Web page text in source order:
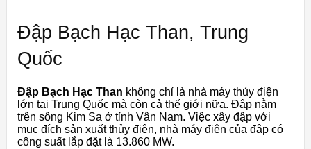
Đập Bạch Hạc Than, Trung
Quốc
Đập Bạch Hạc Than không chỉ là nhà máy thủy điện
lớn tại Trung Quốc mà còn cả thế giới nữa. Đập nằm
trên sông Kim Sa ở tỉnh Vân Nam. Việc xây đập với
mục đích sản xuất thủy điện, nhà máy điện của đập có
công suất lắp đặt là 13.860 MW.